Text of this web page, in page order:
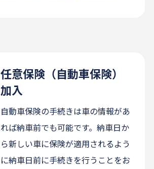
任意保険（自動車保険）
加入
自動車保険の手続きは車の情報があ
れば納車前でも可能です。納車日か
ら新しい車に保険が適用されるよう
に納車日前に手続きを行うことをお